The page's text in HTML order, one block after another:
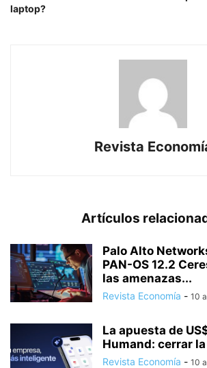
laptop?
Revista
Artículos
Palo Alto
PAN-OS 12.2
las amenazas...
Revista Economía - 10
La apuesta de
Humand: cerrar
Revista Economía - 10